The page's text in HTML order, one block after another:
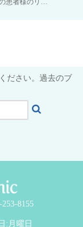
患者様のリ…
ださい。過去のブ
8155
:月曜日